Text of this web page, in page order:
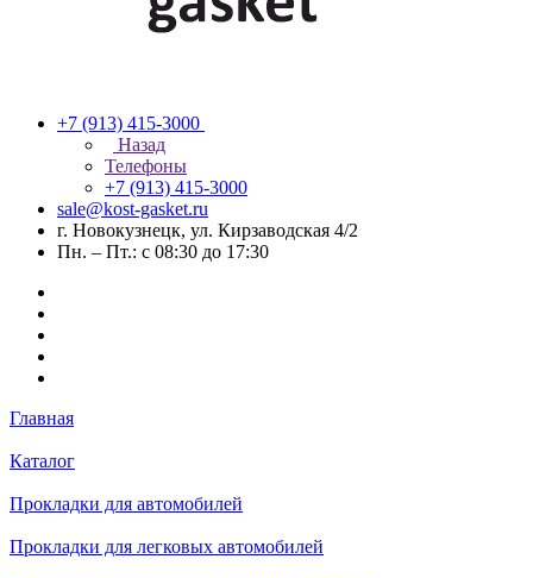
+7 (913) 415-3000
Назад
Телефоны
+7 (913) 415-3000
sale@kost-gasket.ru
г. Новокузнецк, ул. Кирзаводская 4/2
Пн. – Пт.: с 08:30 до 17:30
Главная
Каталог
Прокладки для автомобилей
Прокладки для легковых автомобилей